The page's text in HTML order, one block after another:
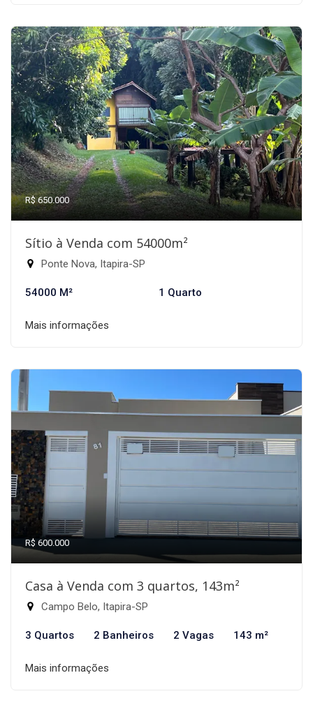
R$ 650.000
Sítio à Venda com 54000m²
Ponte Nova, Itapira-SP
54000 M² 1 Quarto
Mais informações
R$ 600.000
Casa à Venda com 3 quartos, 143m²
Campo Belo, Itapira-SP
3 Quartos 2 Banheiros 2 Vagas 143 m²
Mais informações